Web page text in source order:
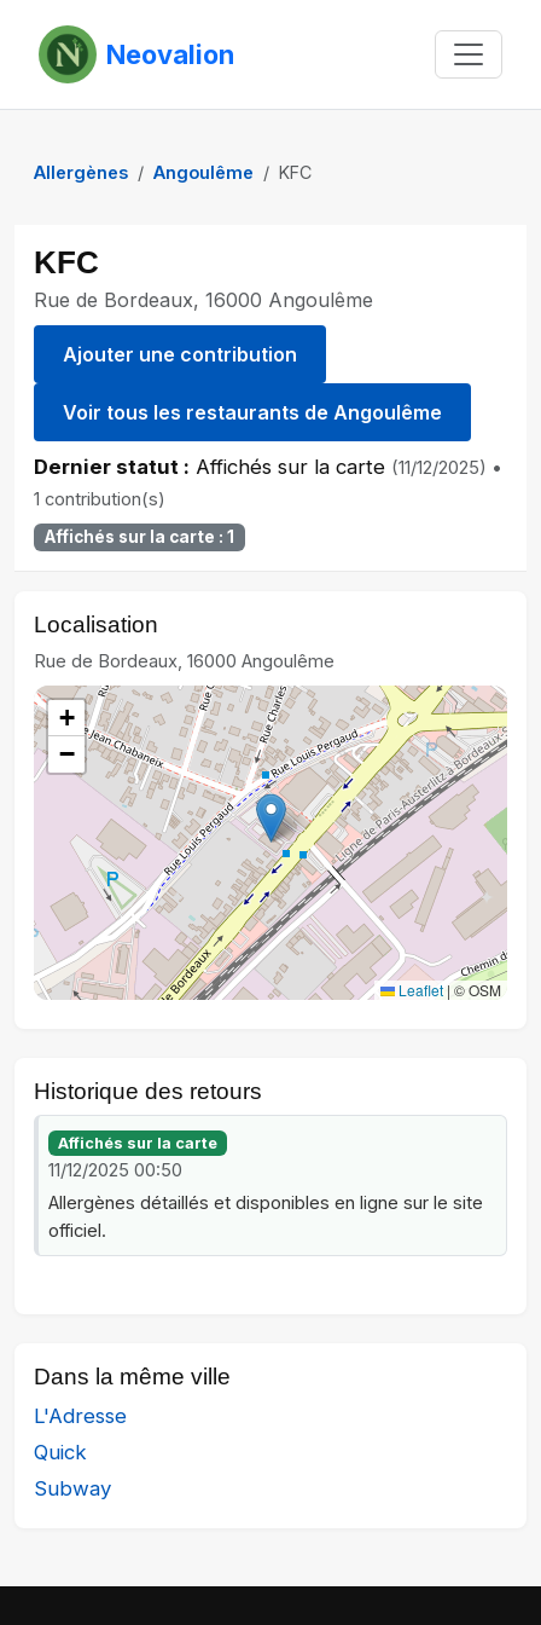
Neovalion
Allergènes Angoulême KFC
KFC
Rue de Bordeaux, 16000 Angoulême
Ajouter une contribution
Voir tous les restaurants de Angoulême
Dernier statut : Affichés sur la carte (11/12/2025) •
1 contribution(s)
Affichés sur la carte : 1
Localisation
Rue de Bordeaux, 16000 Angoulême
+
−
Leaflet | © OSM
Historique des retours
Affichés sur la carte
11/12/2025 00:50
Allergènes détaillés et disponibles en ligne sur le site
officiel.
Dans la même ville
L'Adresse
Quick
Subway